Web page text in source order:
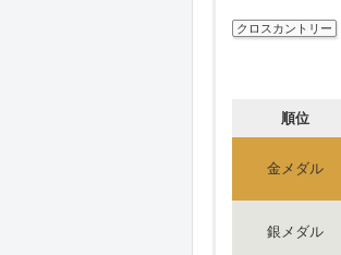
クロスカントリー
順位
金メダル
銀メダル